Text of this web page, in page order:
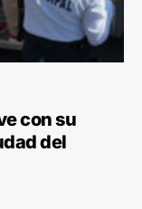
con su
del